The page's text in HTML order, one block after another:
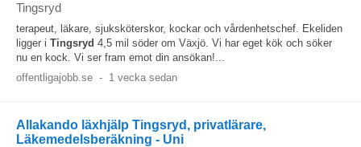
Tingsryd
terapeut, läkare, sjuksköterskor, kockar och vårdenhetschef. Ekeliden
ligger i Tingsryd 4,5 mil söder om Växjö. Vi har eget kök och söker
nu en kock. Vi ser fram emot din ansökan!...
offentligajobb.se - 1 vecka sedan
Allakando läxhjälp Tingsryd, privatlärare,
Läkemedelsberäkning - Uni